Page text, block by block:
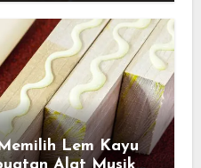
Lem Kayu